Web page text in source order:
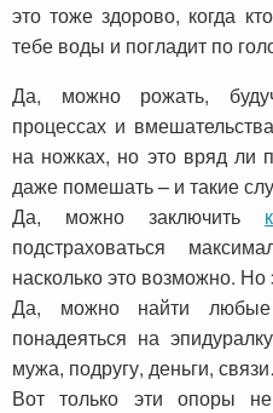
это тоже здорово, когда
тебе воды и погладит по
Да, можно рожать,
процессах и
на ножках, но это вряд ли
даже помешать – и такие
Да, можно заключить
подстраховаться
насколько это возможно. Но
Да, можно найти
понадеяться на
мужа, подругу, деньги,
Вот только эти опоры